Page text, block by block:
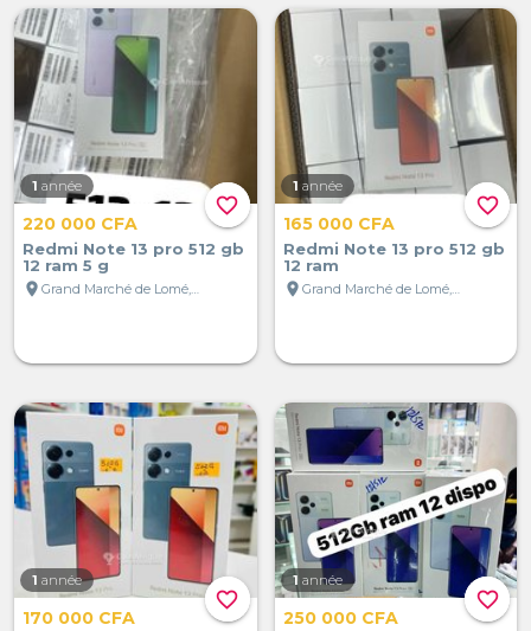
favorite_border
1 année
220 000 CFA
Redmi Note 13 pro 512 gb
12 ram 5 g
location_on
favorite_border
1 année
165 000 CFA
Redmi Note 13 pro 512 gb
12 ram
location_on
favorite_border
1 année
170 000 CFA
favorite_border
1 année
250 000 CFA